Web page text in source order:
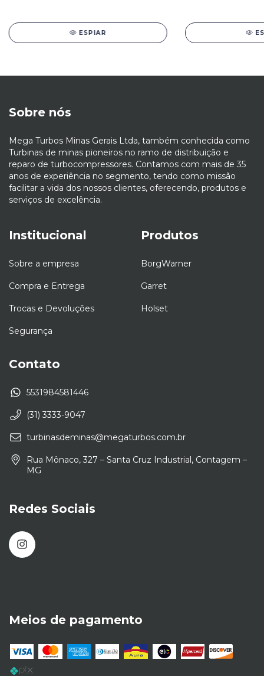
ESPIAR
Sobre nós
Mega Turbos Minas Gerais Ltda, também conhecida como
Turbinas de minas pioneiros no ramo de distribuição e
reparo de turbocompressores. Contamos com mais de 35
anos de experiência no segmento, tendo como missão
facilitar a vida dos nossos clientes, oferecendo, produtos e
serviços de excelência.
Institucional
Sobre a empresa
Compra e Entrega
Trocas e Devoluções
Segurança
Produtos
BorgWarner
Garret
Holset
Contato
5531984581446
(31) 3333-9047
turbinasdeminas@megaturbos.com.br
Rua Mônaco, 327 – Santa Cruz Industrial, Contagem –
MG
Redes Sociais
Meios de pagamento